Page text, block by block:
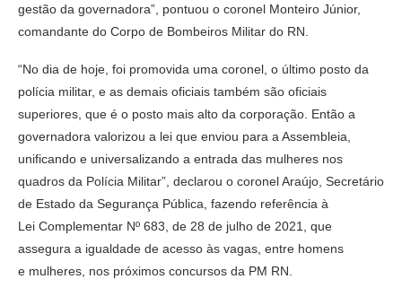
gestão da governadora”, pontuou o coronel Monteiro Júnior,
comandante do Corpo de Bombeiros Militar do RN.
“No dia de hoje, foi promovida uma coronel, o último posto da
polícia militar, e as demais oficiais também são oficiais
superiores, que é o posto mais alto da corporação. Então a
governadora valorizou a lei que enviou para a Assembleia,
unificando e universalizando a entrada das mulheres nos
quadros da Polícia Militar”, declarou o coronel Araújo, Secretário
de Estado da Segurança Pública, fazendo referência à
Lei Complementar Nº 683, de 28 de julho de 2021, que
assegura a igualdade de acesso às vagas, entre homens
e mulheres, nos próximos concursos da PM RN.